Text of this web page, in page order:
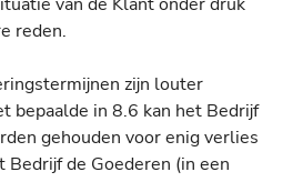
reden.
zijn louter
bepaalde in 8.6 kan het Bedrijf
gehouden voor enig verlies
Bedrijf de Goederen (in een